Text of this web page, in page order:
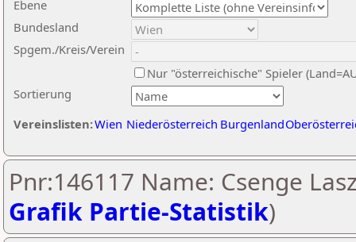
Ebene
Sortierung
Bundesland
Spgem./Kreis/Verein
Nur "österreichische" Spieler
Vereinslisten:Wien Niederösterreich Burgenland
Pnr:146117 Name: Csenge
Grafik Partie-Statistik)